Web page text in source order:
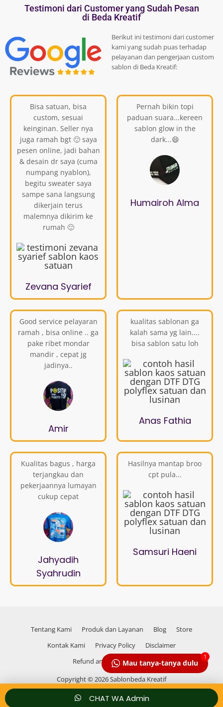
Testimoni dari Customer yang Sudah Pesan
di Beda Kreatif
Berikut ini testimoni dari customer
kami yang sudah puas terhadap
pelayanan dan pengerjaan custom
sablon di Beda Kreatif:
Bisa satuan, bisa
custom, sesuai
keinginan. Seller nya
juga ramah bgt 🙂 saya
pesen online, jadi bahan
& desain dr saya (cuma
numpang nyablon),
begitu sweater saya
sampe sana langsung
dikerjain terus
malemnya dikirim ke
rumah 🙂
Zevana Syarief
Pernah bikin topi
paduan suara...kereen
sablon glow in the
dark...😄
Humairoh Alma
Good service pelayaran
ramah , bisa online .. ga
pake ribet mondar
mandir , cepat jg
jadinya..
Amir
kualitas sablonan ga
kalah sama yg lain....
bisa sablon satu loh
Anas Fathia
Kualitas bagus , harga
terjangkau dan
pekerjaannya lumayan
cukup cepat
Jahyadih
Syahrudin
Hasilnya mantap broo
cpt pula...
Samsuri Haeni
Tentang Kami Produk dan Layanan Blog
Store
Kontak Kami
Privacy Policy
Disclaimer
Refund and Returns Policy
Copyright © 2026 Sablonbeda Kreatif
CHAT WA Admin
Mau tanya-tanya dulu
1